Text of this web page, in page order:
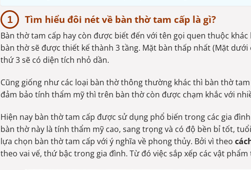
Tìm hiểu đôi nét về bàn thờ tam cấp là gì?
Bàn thờ tam cấp hay còn được biết đến với tên gọi quen thuộc
bàn thờ sẽ được thiết kế thành 3 tầng. Mặt bàn thấp nhất (Mặt
thứ 3 sẽ có diện tích nhỏ dần.
Cũng giống như các loại bàn thờ thông thường khác thì bàn thờ
đảm bảo tính thẩm mỹ thì trên bàn thờ còn được chạm khắc với
Hiện nay bàn thờ tam cấp được sử dụng phổ biến trong các gia
bàn thờ này là tính thẩm mỹ cao, sang trọng và có độ bền bỉ tốt,
lựa chọn bàn thờ tam cấp với ý nghĩa về phong thủy. Bởi vì theo
theo vai vế, thứ bậc trong gia đình. Từ đó việc sắp xếp các vật